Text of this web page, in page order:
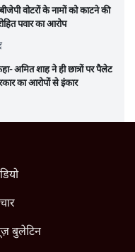
बीजेपी वोटरों के नामों को काटने की
पवार का आरोप
अमित शाह ने ही छात्रों पर पैलेट
का आरोपों से इंकार
बुलेटिन